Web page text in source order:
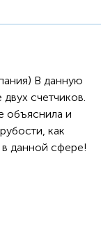
В данную
счетчиков.
объяснила и
как
данной сфере!